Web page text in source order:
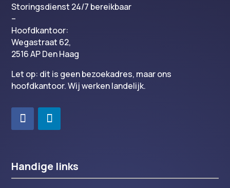
Storingsdienst 24/7 bereikbaar
–
Hoofdkantoor:
Wegastraat 62,
2516 AP Den Haag
Let op: dit is geen bezoekadres, maar ons
hoofdkantoor. Wij werken landelijk.
Handige links